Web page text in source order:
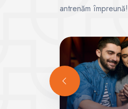
antrenăm împreună!